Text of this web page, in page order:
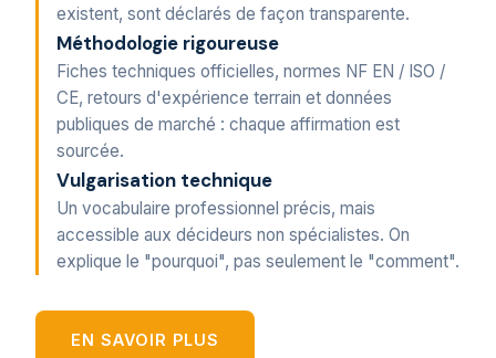
existent, sont déclarés de façon transparente.
Méthodologie rigoureuse
Fiches techniques officielles, normes NF EN / ISO /
CE, retours d'expérience terrain et données
publiques de marché : chaque affirmation est
sourcée.
Vulgarisation technique
Un vocabulaire professionnel précis, mais
accessible aux décideurs non spécialistes. On
explique le "pourquoi", pas seulement le "comment".
EN SAVOIR PLUS